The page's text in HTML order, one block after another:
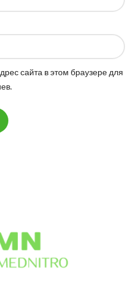
сайта в этом браузере для